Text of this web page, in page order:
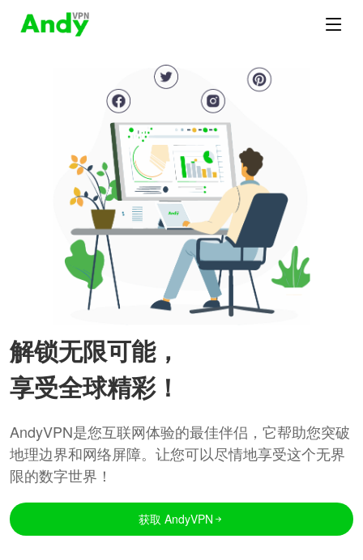
解锁无限可能，
享受全球精彩！
AndyVPN是您互联网体验的最佳伴侣，它帮助您突破
地理边界和网络屏障。让您可以尽情地享受这个无界
限的数字世界！
获取 AndyVPN